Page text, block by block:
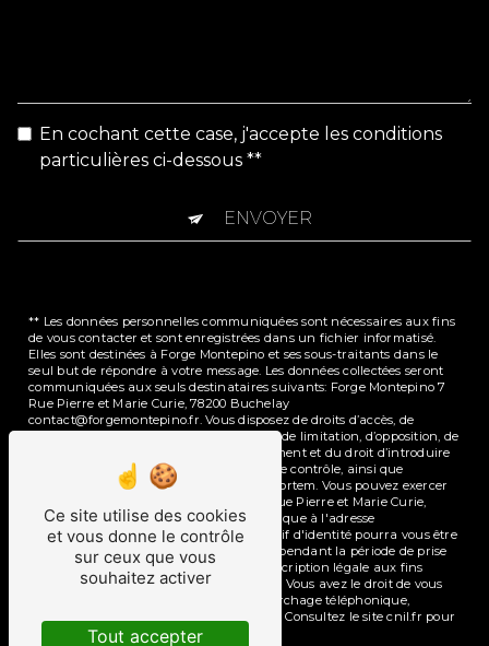
En cochant cette case, j'accepte les conditions
particulières ci-dessous **
ENVOYER
** Les données personnelles communiquées sont nécessaires aux fins
de vous contacter et sont enregistrées dans un fichier informatisé.
Elles sont destinées à Forge Montepino et ses sous-traitants dans le
seul but de répondre à votre message. Les données collectées seront
communiquées aux seuls destinataires suivants: Forge Montepino 7
Rue Pierre et Marie Curie, 78200 Buchelay
contact@forgemontepino.fr. Vous disposez de droits d’accès, de
rectification, d’effacement, de portabilité, de limitation, d’opposition, de
retrait de votre consentement à tout moment et du droit d’introduire
une réclamation auprès d’une autorité de contrôle, ainsi que
d’organiser le sort de vos données post-mortem. Vous pouvez exercer
ces droits par voie postale à l'adresse 7 Rue Pierre et Marie Curie,
78200 Buchelay ou par courrier électronique à l'adresse
contact@forgemontepino.fr. Un justificatif d'identité pourra vous être
demandé. Nous conservons vos données pendant la période de prise
de contact puis pendant la durée de prescription légale aux fins
probatoires et de gestion des contentieux. Vous avez le droit de vous
inscrire sur la liste d'opposition au démarchage téléphonique,
. Consultez le site cnil.fr pour
plus d’informations sur vos droits.
Ce site utilise des cookies
et vous donne le contrôle
sur ceux que vous
souhaitez activer
Tout accepter